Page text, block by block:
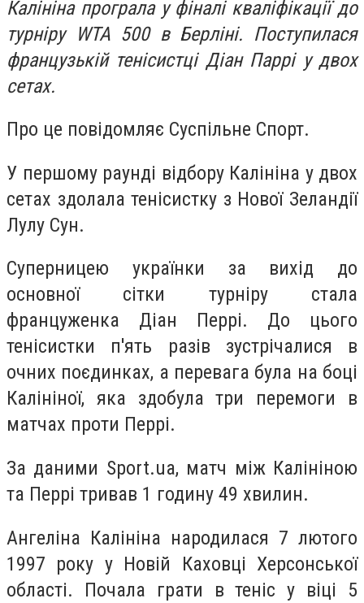
Калініна програла у фіналі кваліфікації до
турніру WTA 500 в Берліні. Поступилася
французькій тенісистці Діан Паррі у двох
сетах.
Про це повідомляє Суспільне Спорт.
У першому раунді відбору Калініна у двох
сетах здолала тенісистку з Нової Зеландії
Лулу Сун.
Суперницею українки за вихід до
основної сітки турніру стала
француженка Діан Перрі. До цього
тенісистки п'ять разів зустрічалися в
очних поєдинках, а перевага була на боці
Калініної, яка здобула три перемоги в
матчах проти Перрі.
За даними Sport.ua, матч між Калініною
та Перрі тривав 1 годину 49 хвилин.
Ангеліна Калініна народилася 7 лютого
1997 року у Новій Каховці Херсонської
області. Почала грати в теніс у віці 5